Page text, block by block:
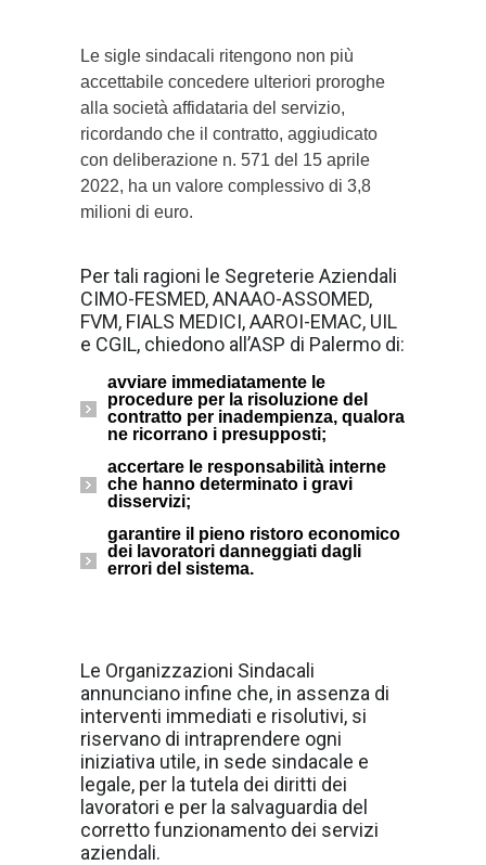
Le sigle sindacali ritengono non più
accettabile concedere ulteriori proroghe
alla società affidataria del servizio,
ricordando che il contratto, aggiudicato
con deliberazione n. 571 del 15 aprile
2022, ha un valore complessivo di 3,8
milioni di euro.
Per tali ragioni le Segreterie Aziendali
CIMO-FESMED, ANAAO-ASSOMED,
FVM, FIALS MEDICI, AAROI-EMAC, UIL
e CGIL, chiedono all’ASP di Palermo di:
avviare immediatamente le
procedure per la risoluzione del
contratto per inadempienza, qualora
ne ricorrano i presupposti;
accertare le responsabilità interne
che hanno determinato i gravi
disservizi;
garantire il pieno ristoro economico
dei lavoratori danneggiati dagli
errori del sistema.
Le Organizzazioni Sindacali
annunciano infine che, in assenza di
interventi immediati e risolutivi, si
riservano di intraprendere ogni
iniziativa utile, in sede sindacale e
legale, per la tutela dei diritti dei
lavoratori e per la salvaguardia del
corretto funzionamento dei servizi
aziendali.